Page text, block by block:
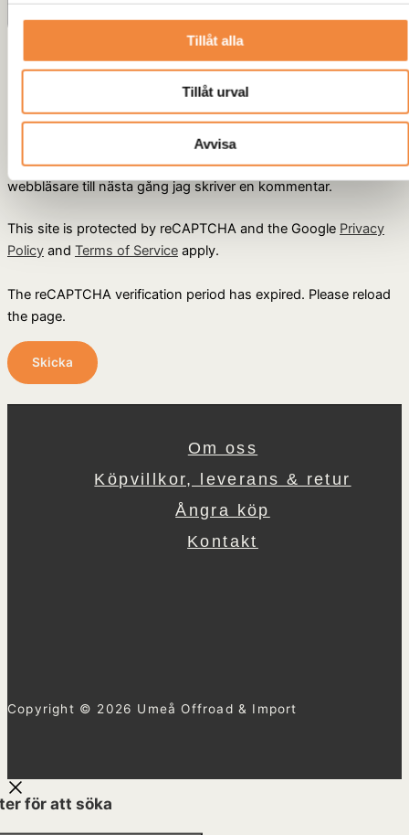
Tillåt alla
Tillåt urval
Avvisa
Namn*
E-post*
Spara mitt namn, min e-postadress och webbplats i denna
webbläsare till nästa gång jag skriver en kommentar.
This site is protected by reCAPTCHA and the Google Privacy
Policy and Terms of Service apply.
The reCAPTCHA verification period has expired. Please reload
the page.
Om oss
Köpvillkor, leverans & retur
Ångra köp
Kontakt
Copyright © 2026 Umeå Offroad & Import
för att söka